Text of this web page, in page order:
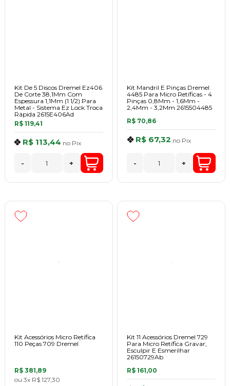
Kit De 5 Discos Dremel Ez406
De Corte 38,1Mm Com
Espessura 1,1Mm (1 1/2) Para
Metal - Sistema Ez Lock Troca
Rápida 2615E406Ad
R$ 119,41
R$ 113,44 no Pix
- +
Kit Mandril E Pinças Dremel
4485 Para Micro Retíficas - 4
Pinças 0,8Mm - 1,6Mm -
2,4Mm - 3,2Mm 2615504485
R$ 70,86
R$ 67,32 no Pix
- +
Kit Acessórios Micro Retífica
110 Peças 709 Dremel
R$ 381,89
ou 3x R$ 127,30
Kit 11 Acessórios Dremel 729
Para Micro Retífica Gravar,
Esculpir E Esmerilhar
26150729Ab
R$ 161,00